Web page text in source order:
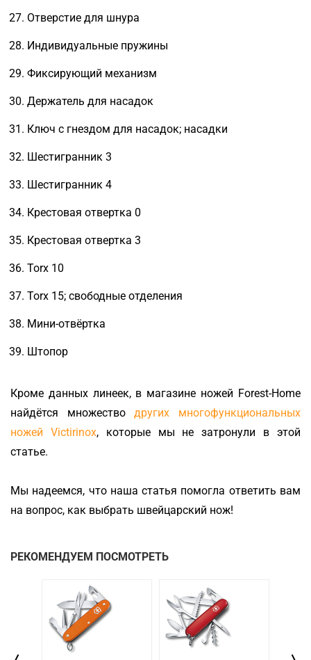
Отверстие для шнура
Индивидуальные пружины
Фиксирующий механизм
Держатель для насадок
Ключ с гнездом для насадок; насадки
Шестигранник 3
Шестигранник 4
Крестовая отвертка 0
Крестовая отвертка 3
Torx 10
Torx 15; свободные отделения
Мини-отвёртка
Штопор
Кроме данных линеек, в магазине ножей Forest-Home
найдётся множестводругих многофункциональных
ножей Victirinox, которые мы не затронули в этой
статье.
Мы надеемся, что наша статья помогла ответить вам
на вопрос, как выбрать швейцарский нож!
РЕКОМЕНДУЕМ ПОСМОТРЕТЬ